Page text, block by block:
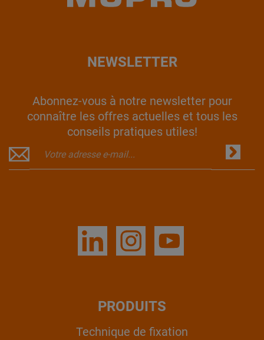
NEWSLETTER
Abonnez-vous à notre newsletter pour
connaître les offres actuelles et tous les
conseils pratiques utiles!
PRODUITS
Technique de fixation